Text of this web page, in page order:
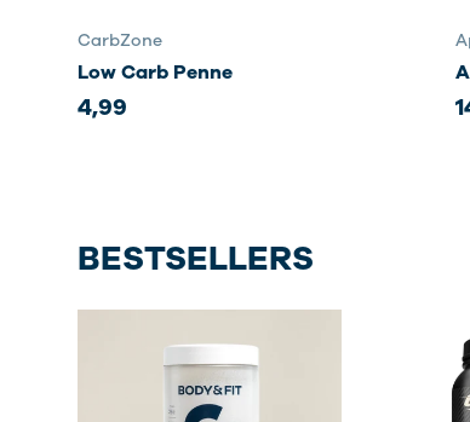
CarbZone
Low Carb Penne
4,99
BESTSELLERS